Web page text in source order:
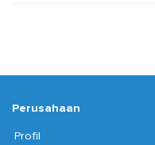
Perusahaan
Profil